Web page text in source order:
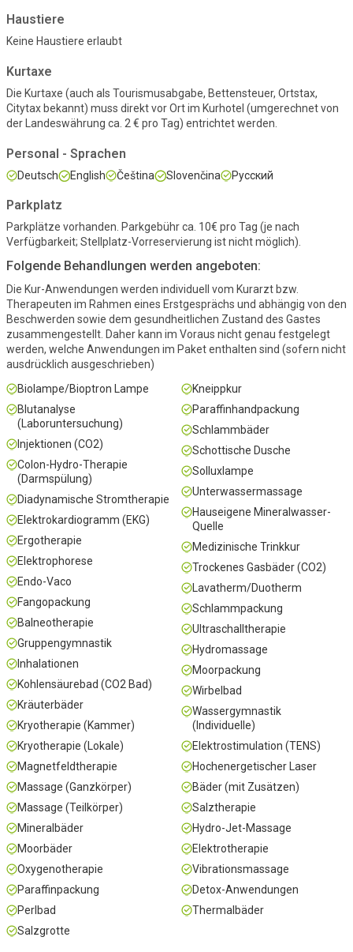
Haustiere
Keine Haustiere erlaubt
Kurtaxe
Die Kurtaxe (auch als Tourismusabgabe, Bettensteuer, Ortstax,
Citytax bekannt) muss direkt vor Ort im Kurhotel (umgerechnet von
der Landeswährung ca. 2 € pro Tag) entrichtet werden.
Personal - Sprachen
Deutsch English Čeština Slovenčina Русский
Parkplatz
Parkplätze vorhanden. Parkgebühr ca. 10€ pro Tag (je nach
Verfügbarkeit; Stellplatz-Vorreservierung ist nicht möglich).
Folgende Behandlungen werden angeboten:
Die Kur-Anwendungen werden individuell vom Kurarzt bzw.
Therapeuten im Rahmen eines Erstgesprächs und abhängig von den
Beschwerden sowie dem gesundheitlichen Zustand des Gastes
zusammengestellt. Daher kann im Voraus nicht genau festgelegt
werden, welche Anwendungen im Paket enthalten sind (sofern nicht
ausdrücklich ausgeschrieben)
Biolampe/Bioptron Lampe
Blutanalyse
(Laboruntersuchung)
Injektionen (CO2)
Colon-Hydro-Therapie
(Darmspülung)
Diadynamische Stromtherapie
Elektrokardiogramm (EKG)
Ergotherapie
Elektrophorese
Endo-Vaco
Fangopackung
Balneotherapie
Gruppengymnastik
Inhalationen
Kohlensäurebad (CO2 Bad)
Kräuterbäder
Kryotherapie (Kammer)
Kryotherapie (Lokale)
Magnetfeldtherapie
Massage (Ganzkörper)
Massage (Teilkörper)
Mineralbäder
Moorbäder
Oxygenotherapie
Paraffinpackung
Perlbad
Salzgrotte
Kneippkur
Paraffinhandpackung
Schlammbäder
Schottische Dusche
Solluxlampe
Unterwassermassage
Hauseigene Mineralwasser-
Quelle
Medizinische Trinkkur
Trockenes Gasbäder (CO2)
Lavatherm/Duotherm
Schlammpackung
Ultraschalltherapie
Hydromassage
Moorpackung
Wirbelbad
Wassergymnastik
(Individuelle)
Elektrostimulation (TENS)
Hochenergetischer Laser
Bäder (mit Zusätzen)
Salztherapie
Hydro-Jet-Massage
Elektrotherapie
Vibrationsmassage
Detox-Anwendungen
Thermalbäder